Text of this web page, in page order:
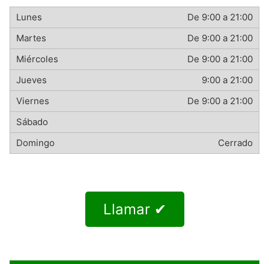
De 9:00 a 21:00
De 9:00 a 21:00
De 9:00 a 21:00
9:00 a 21:00
De 9:00 a 21:00
Cerrado
Llamar ✔